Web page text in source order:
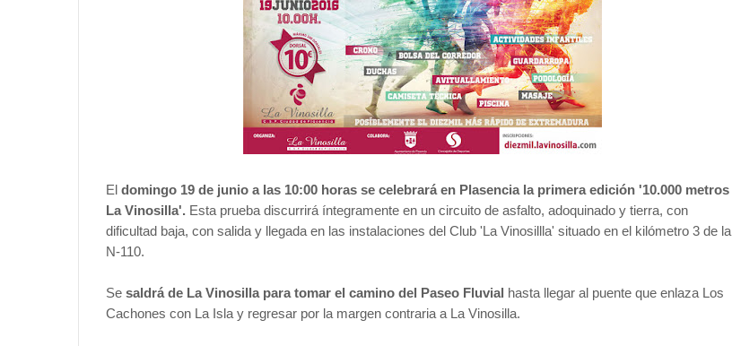
El domingo 19 de junio a las 10:00 horas se celebrará en Plasencia la primera edición '10.000 metros
La Vinosilla'. Esta prueba discurrirá íntegramente en un circuito de asfalto, adoquinado y tierra, con
dificultad baja, con salida y llegada en las instalaciones del Club 'La Vinosillla' situado en el kilómetro 3 de la
N-110.
Se saldrá de La Vinosilla para tomar el camino del Paseo Fluvial hasta llegar al puente que enlaza Los
Cachones con La Isla y regresar por la margen contraria a La Vinosilla.